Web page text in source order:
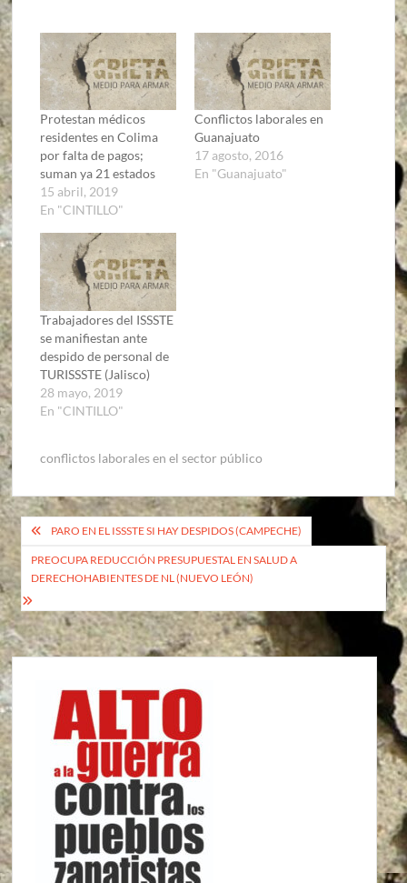
Protestan médicos
residentes en Colima
por falta de pagos;
suman ya 21 estados
15 abril, 2019
En "CINTILLO"
Conflictos laborales en
Guanajuato
17 agosto, 2016
En "Guanajuato"
Trabajadores del ISSSTE
se manifiestan ante
despido de personal de
TURISSSTE (Jalisco)
28 mayo, 2019
En "CINTILLO"
conflictos laborales en el sector público
Navegación
de
entradas
PARO EN EL ISSSTE SI HAY DESPIDOS (CAMPECHE)
PREOCUPA REDUCCIÓN PRESUPUESTAL EN SALUD A
DERECHOHABIENTES DE NL (NUEVO LEÓN)